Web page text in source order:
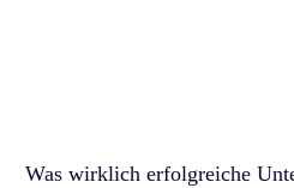
Was wirklich erfolgreiche